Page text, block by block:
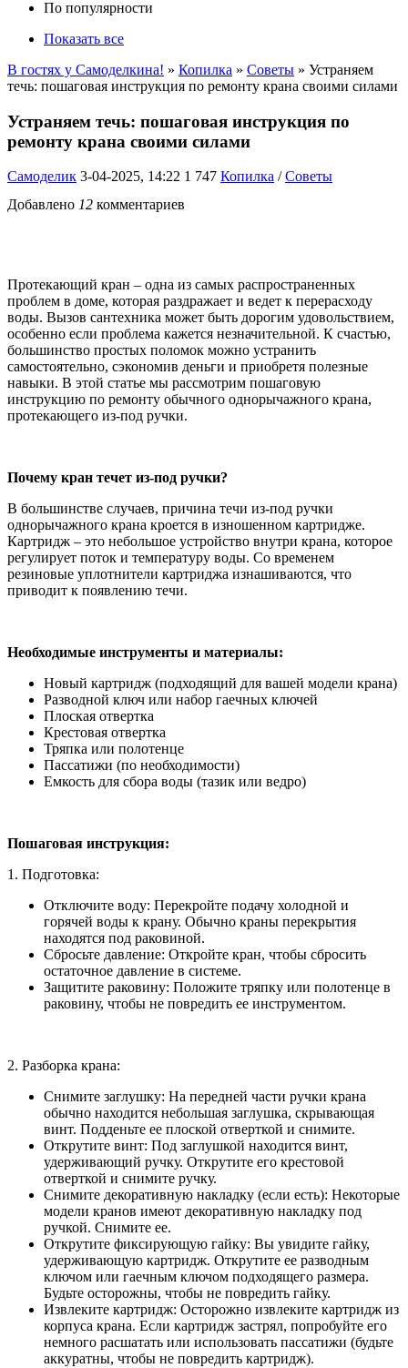
По популярности
Показать все
В гостях у Самоделкина! » Копилка » Советы » Устраняем
течь: пошаговая инструкция по ремонту крана своими силами
Устраняем течь: пошаговая инструкция по
ремонту крана своими силами
Самоделик 3-04-2025, 14:22 1 747 Копилка /Советы
Добавлено 12 комментариев
Протекающий кран – одна из самых распространенных
проблем в доме, которая раздражает и ведет к перерасходу
воды. Вызов сантехника может быть дорогим удовольствием,
особенно если проблема кажется незначительной. К счастью,
большинство простых поломок можно устранить
самостоятельно, сэкономив деньги и приобретя полезные
навыки. В этой статье мы рассмотрим пошаговую
инструкцию по ремонту обычного однорычажного крана,
протекающего из-под ручки.
Почему кран течет из-под ручки?
В большинстве случаев, причина течи из-под ручки
однорычажного крана кроется в изношенном картридже.
Картридж – это небольшое устройство внутри крана, которое
регулирует поток и температуру воды. Со временем
резиновые уплотнители картриджа изнашиваются, что
приводит к появлению течи.
Необходимые инструменты и материалы:
Новый картридж (подходящий для вашей модели крана)
Разводной ключ или набор гаечных ключей
Плоская отвертка
Крестовая отвертка
Тряпка или полотенце
Пассатижи (по необходимости)
Емкость для сбора воды (тазик или ведро)
Пошаговая инструкция:
1. Подготовка:
Отключите воду: Перекройте подачу холодной и
горячей воды к крану. Обычно краны перекрытия
находятся под раковиной.
Сбросьте давление: Откройте кран, чтобы сбросить
остаточное давление в системе.
Защитите раковину: Положите тряпку или полотенце в
раковину, чтобы не повредить ее инструментом.
2. Разборка крана:
Снимите заглушку: На передней части ручки крана
обычно находится небольшая заглушка, скрывающая
винт. Подденьте ее плоской отверткой и снимите.
Открутите винт: Под заглушкой находится винт,
удерживающий ручку. Открутите его крестовой
отверткой и снимите ручку.
Снимите декоративную накладку (если есть): Некоторые
модели кранов имеют декоративную накладку под
ручкой. Снимите ее.
Открутите фиксирующую гайку: Вы увидите гайку,
удерживающую картридж. Открутите ее разводным
ключом или гаечным ключом подходящего размера.
Будьте осторожны, чтобы не повредить гайку.
Извлеките картридж: Осторожно извлеките картридж из
корпуса крана. Если картридж застрял, попробуйте его
немного расшатать или использовать пассатижи (будьте
аккуратны, чтобы не повредить картридж).